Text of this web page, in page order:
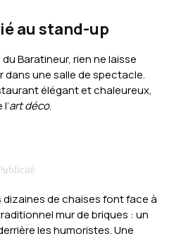
au stand-up
Baratineur, rien ne laisse
dans une salle de spectacle.
élégant et chaleureux,
art déco.
dizaines de chaises font face à
mur de briques : un
les humoristes. Une